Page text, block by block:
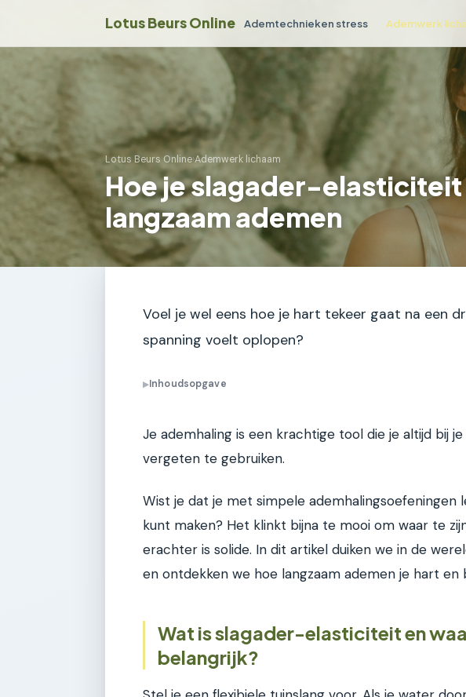
Lotus Beurs Online Ademtechnieken stress Ademwerk
Lotus Beurs Online›Ademwerk lichaam
Hoe je slagader-
langzaam ademen
Voel je wel eens hoe je hart tekeer gaat na een
spanning voelt oplopen?
▶Inhoudsopgave
Je ademhaling is een krachtige tool die je altijd bij
vergeten te gebruiken.
Wist je dat je met simpele
kunt maken? Het klinkt bijna te mooi om waar te
erachter is solide. In dit artikel duiken we in de
en ontdekken we hoe langzaam ademen je hart en
Wat is slagader-elasticiteit en
belangrijk?